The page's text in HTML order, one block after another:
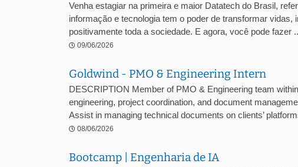
Venha estagiar na primeira e maior Datatech do Brasil,
informação e tecnologia tem o poder de transformar
positivamente toda a sociedade. E agora, você pode fazer
09/06/2026
Goldwind - PMO & Engineering Intern
DESCRIPTION Member of PMO & Engineering team
engineering, project coordination, and document
Assist in managing technical documents on clients’
08/06/2026
Bootcamp | Engenharia de IA